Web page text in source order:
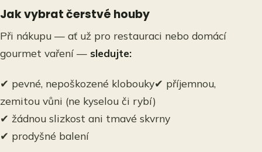
Jak vybrat čerstvé houby
Při nákupu — ať už pro restauraci nebo domácí
gourmet vaření — sledujte:
✔ pevné, nepoškozené klobouky✔ příjemnou,
zemitou vůni (ne kyselou či rybí)
✔ žádnou slizkost ani tmavé skvrny
✔ prodyšné balení